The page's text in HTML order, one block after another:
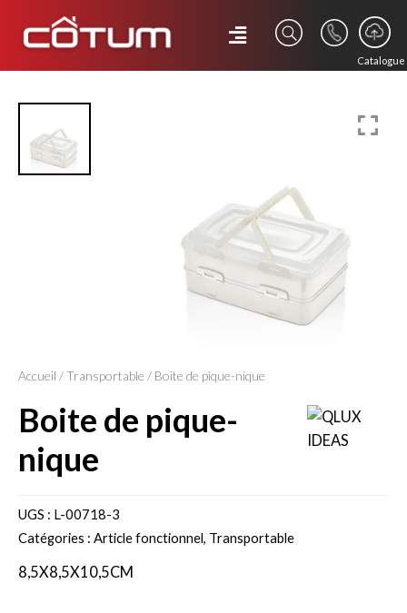
Catalogue
Accueil /Transportable / Boite de pique-nique
boite de pique-
nique
UGS : L-00718-3
Catégories : Article fonctionnel, Transportable
8,5X8,5X10,5CM